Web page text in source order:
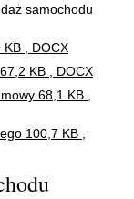
samochodu
KB
, DOCX
67,2 KB
, DOCX
68,1 KB
100,7 KB